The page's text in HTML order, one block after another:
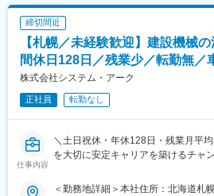
・待遇、休暇、福利厚生など、川崎
定となっているため、安定した就業
■入社後の流れ：
・先輩社員との同行訪問を通じて
や製品知識を身につけることからス
の流れを理解いただきます。
※長期的な育成を前提とした採用です
■組織構成：
・札幌市交通局向け専属担当として
・協力会社と協力し、保全計画に沿
・保全などの現場経験を積んでから
作成や提案業務
・リニューアルや予防保全の提案
・トラブル対応
※現場の状況によりますが、実際に
■入社後の流れ
・入社初日：会社説明、安全講習を
で、OJTを行います。
締切間近
【札幌／未経験歓迎】建設機械
間休日128日／残業少／転勤無／
株式会社システム・アーク
正社員 転勤なし
仕事内容
＼土日祝休・年休128日・残業月平
を大切に安定キャリアを築けるチャ
＜勤務地詳細＞本社住所：北海道札